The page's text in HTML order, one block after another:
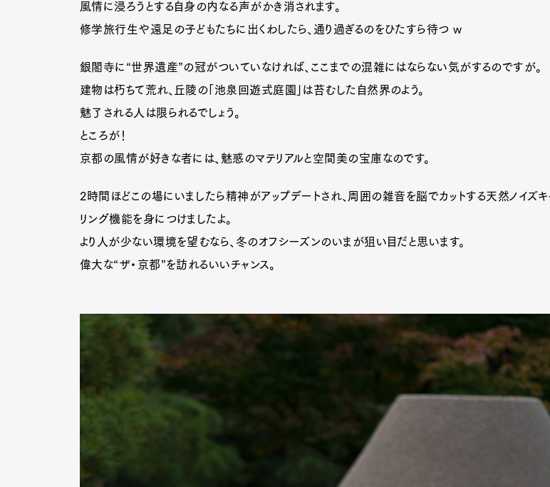
Art&Design Watch
Gourmet
Cars Product
Pen Meet Pen international
風情に浸ろうとする自身の内なる声がかき消されます。
修学旅行生や遠足の子どもたちに出くわしたら、通り過ぎるのをひたすら待つ w
銀閣寺に“世界遺産”の冠がついていなければ、ここまでの混雑にはならない気がするのですが。
建物は朽ちて荒れ、丘陵の「池泉回遊式庭園」は苔むした自然界のよう。
魅了される人は限られるでしょう。
ところが！
京都の風情が好きな者には、魅惑のマテリアルと空間美の宝庫なのです。
2時間ほどこの場にいましたら精神がアップデートされ、周囲の雑音を脳でカットする天然ノイズキ
リング機能を身につけましたよ。
より人が少ない環境を望むなら、冬のオフシーズンのいまが狙い目だと思います。
偉大な“ザ・京都”を訪れるいいチャンス。